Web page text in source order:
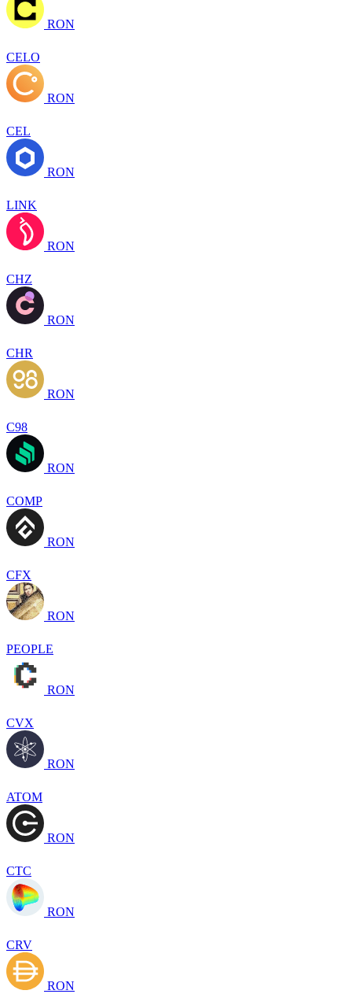
RON
CELO
RON
CEL
RON
LINK
RON
CHZ
RON
CHR
RON
C98
RON
COMP
RON
CFX
RON
PEOPLE
RON
CVX
RON
ATOM
RON
CTC
RON
CRV
RON